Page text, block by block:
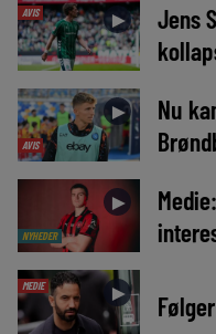
AVIS ►
Jens
AVIS
►
Nu
NYHEDER
►
MEDIE ►